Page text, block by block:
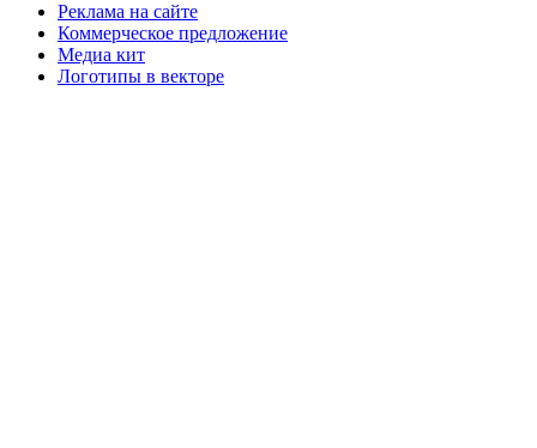
Реклама на сайте
Коммерческое предложение
Медиа кит
Логотипы в векторе